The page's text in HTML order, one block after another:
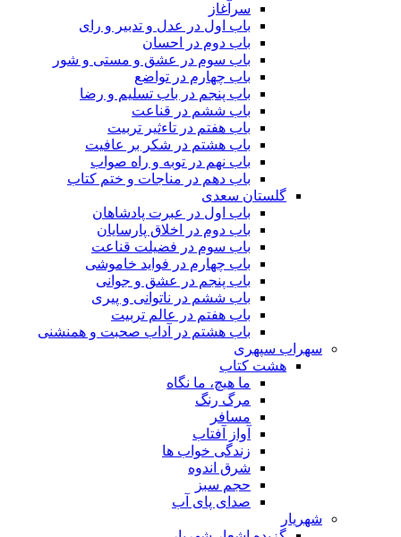
سرآغاز
باب اول در عدل و تدبیر و رای
باب دوم در احسان
باب سوم در عشق و مستی و شور
باب چهارم در تواضع
باب پنجم در باب تسلیم و رضا
باب ششم در قناعت
باب هفتم در تاءثیر تربیت
باب هشتم در شکر بر عافیت
باب نهم در توبه و راه صواب
باب دهم در مناجات و ختم کتاب
گلستان سعدی
باب اول در عبرت پادشاهان
باب دوم در اخلاق پارسایان
باب سوم در فضیلت قناعت
باب چهارم در فواید خاموشى
باب پنجم در عشق و جوانى
باب ششم در ناتوانى و پیرى
باب هفتم در عالم تربیت
باب هشتم در آداب صحبت و همنشنى
سهراب سپهری
هشت کتاب
ما هیچ، ما نگاه
مرگ رنگ
مسافر
آواز آفتاب
زندگی خواب ها
شرق اندوه
حجم سبز
صدای پای آب
شهریار